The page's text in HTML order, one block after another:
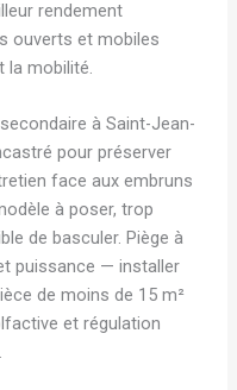
rendement
ouverts et mobiles
la mobilité.
à Saint-Jean-
pour préserver
face aux embruns
à poser, trop
de basculer. Piège à
puissance — installer
de moins de 15 m²
et régulation